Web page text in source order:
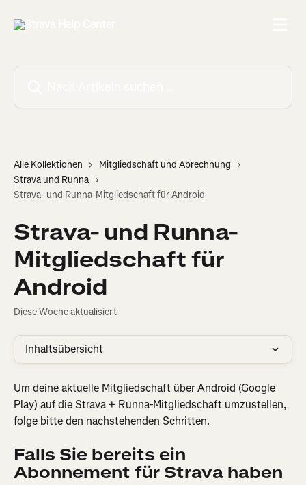
Alle Kollektionen
Mitgliedschaft und Abrechnung
Strava und Runna
Strava- und Runna-Mitgliedschaft für Android
Strava- und Runna-
Mitgliedschaft für
Android
Diese Woche aktualisiert
Inhaltsübersicht
Um deine aktuelle Mitgliedschaft über Android (Google
Play) auf die Strava + Runna-Mitgliedschaft umzustellen,
folge bitte den nachstehenden Schritten.
Falls Sie bereits ein
Abonnement für Strava haben